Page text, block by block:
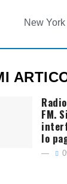
New
FM.
lo